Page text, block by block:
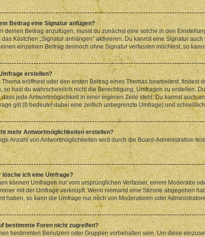
Beitrag eine Signatur anfügen?
deinen Beitrag anzufügen, musst du zunächst eine solche in den
Kästchen „Signatur anhängen“ aktivieren. Du kannst eine Signatur
einzelnen Beitrag dennoch ohne Signatur verfassen möchtest, so
erstellen?
eröffnest oder den ersten Beitrag eines Themas bearbeitest,
so hast du wahrscheinlich nicht die Berechtigung, Umfragen zu erstellen.
jede Antwortmöglichkeit in einer eigenen Zeile steht. Du kannst auch
gilt (0 bedeutet dabei eine zeitlich unbegrenzte Umfrage) und
mehr Antwortmöglichkeiten erstellen?
Anzahl von Antwortmöglichkeiten wird durch die Board-Administration
lösche ich eine Umfrage?
können Umfragen nur vom ursprünglichen Verfasser, einem Moderator
mit der Umfrage verknüpft. Wenn niemand eine Stimme abgegeben
haben, so kann die Umfrage nur noch von Moderatoren oder
bestimmte Foren nicht zugreifen?
bestimmten Benutzern oder Gruppen vorbehalten sein. Um diese